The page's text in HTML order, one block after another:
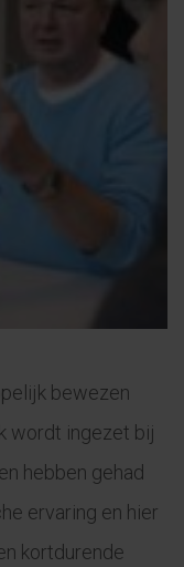
bewezen
wordt ingezet bij
hebben gehad
ervaring en hier
kortdurende